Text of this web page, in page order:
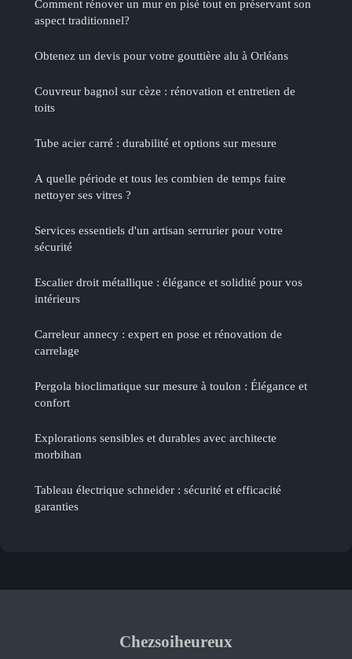
Comment rénover un mur en pisé tout en préservant son
aspect traditionnel?
Obtenez un devis pour votre gouttière alu à Orléans
Couvreur bagnol sur cèze : rénovation et entretien de
toits
Tube acier carré : durabilité et options sur mesure
A quelle période et tous les combien de temps faire
nettoyer ses vitres ?
Services essentiels d'un artisan serrurier pour votre
sécurité
Escalier droit métallique : élégance et solidité pour vos
intérieurs
Carreleur annecy : expert en pose et rénovation de
carrelage
Pergola bioclimatique sur mesure à toulon : Élégance et
confort
Explorations sensibles et durables avec architecte
morbihan
Tableau électrique schneider : sécurité et efficacité
garanties
Chezsoiheureux